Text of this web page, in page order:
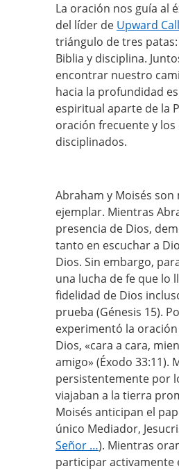
La oración nos guía al
del líder de Upward Call
triángulo de tres
Biblia y disciplina.
encontrar nuestro
hacia la profundidad
espiritual aparte de la
oración frecuente y los
disciplinados.
Abraham y Moisés
ejemplar. Mientras
presencia de Dios,
tanto en escuchar a
Dios. Sin embargo,
una lucha de fe que lo
fidelidad de Dios
prueba (Génesis 15).
experimentó la
Dios, «cara a cara,
amigo» (Éxodo 33:11).
persistentemente por
viajaban a la tierra
Moisés anticipan el
único Mediador,
Señor …). Mientras
participar activamente